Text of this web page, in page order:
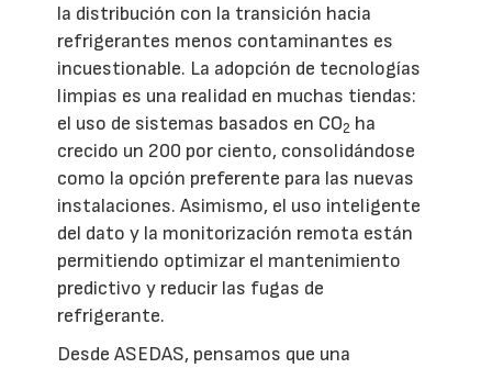
la distribución con la transición hacia
refrigerantes menos contaminantes es
incuestionable. La adopción de tecnologías
limpias es una realidad en muchas tiendas:
el uso de sistemas basados en CO2 ha
crecido un 200 por ciento, consolidándose
como la opción preferente para las nuevas
instalaciones. Asimismo, el uso inteligente
del dato y la monitorización remota están
permitiendo optimizar el mantenimiento
predictivo y reducir las fugas de
refrigerante.
Desde ASEDAS, pensamos que una